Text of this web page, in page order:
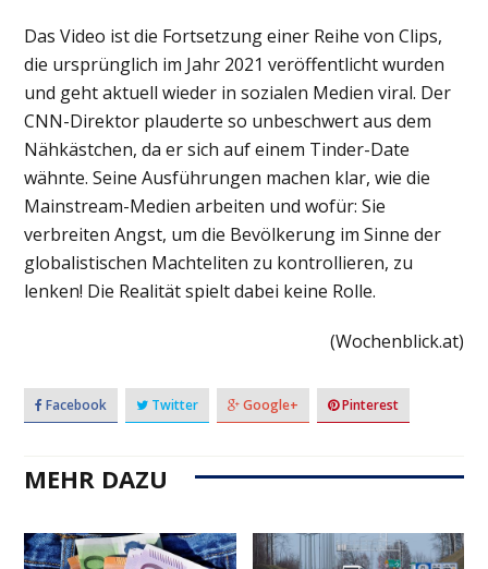
Das Video ist die Fortsetzung einer Reihe von Clips,
die ursprünglich im Jahr 2021 veröffentlicht wurden
und geht aktuell wieder in sozialen Medien viral. Der
CNN-Direktor plauderte so unbeschwert aus dem
Nähkästchen, da er sich auf einem Tinder-Date
wähnte. Seine Ausführungen machen klar, wie die
Mainstream-Medien arbeiten und wofür: Sie
verbreiten Angst, um die Bevölkerung im Sinne der
globalistischen Machteliten zu kontrollieren, zu
lenken! Die Realität spielt dabei keine Rolle.
(Wochenblick.at)
Facebook Twitter Google+ Pinterest
MEHR DAZU